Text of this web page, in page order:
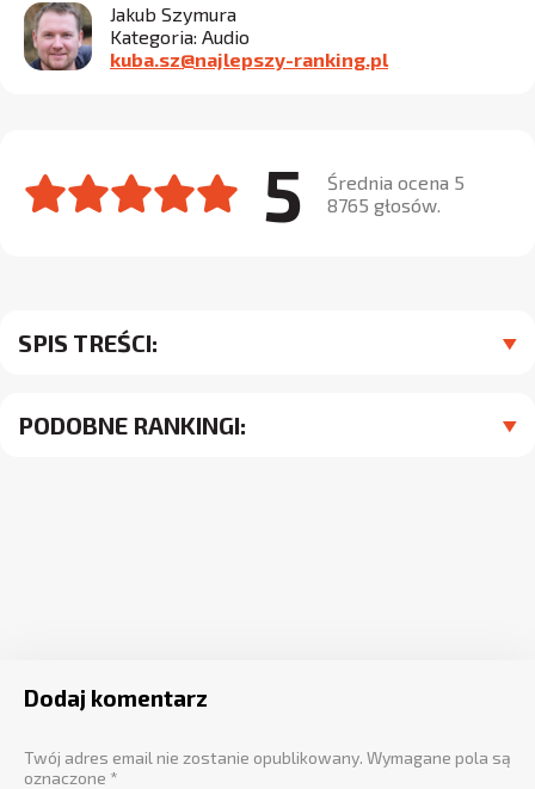
SPIS TREŚCI:
PODOBNE RANKINGI:
Jakub Szymura
Kategoria: Audio
kuba.sz@najlepszy-ranking.pl
5
Średnia ocena 5
8765 głosów.
Dodaj komentarz
Twój adres email nie zostanie opublikowany. Wymagane pola są
oznaczone *